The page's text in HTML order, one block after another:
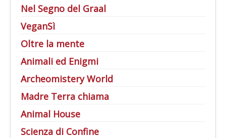
Nel Segno del Graal
VeganSì
Oltre la mente
Animali ed Enigmi
Archeomistery World
Madre Terra chiama
Animal House
Scienza di Confine